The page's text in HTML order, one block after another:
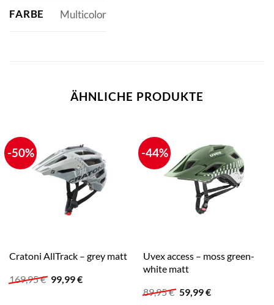
FARBE Multicolor
ÄHNLICHE PRODUKTE
-50%
Cratoni AllTrack – grey matt
169,95€ Ursprünglicher
Preis
99,99€Aktueller
-44%
Uvex access – moss green-
white matt
89,95€ Ursprünglicher
Preis
59,99€Aktueller